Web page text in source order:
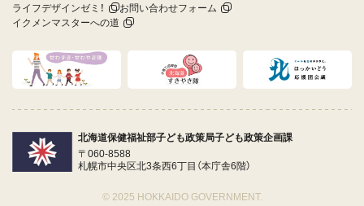
ライフデザインゼミ！
お問い合わせフォーム
イクメンマスターへの道
北海道保健福祉部子ども政策局子ども政策企画課
〒060-8588
札幌市中央区北3条西6丁目（本庁舎6階）
© 2025 HOKKAIDO GOVERNMENT.